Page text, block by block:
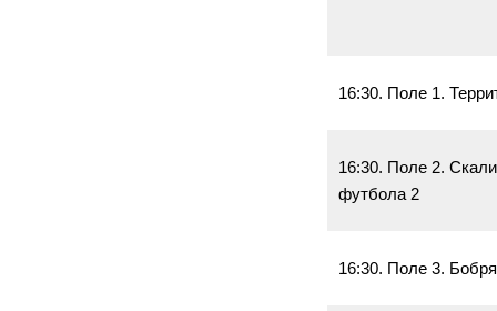
16:30. Поле 1.
16:30. Поле 2.
футбола 2
16:30. Поле 3.